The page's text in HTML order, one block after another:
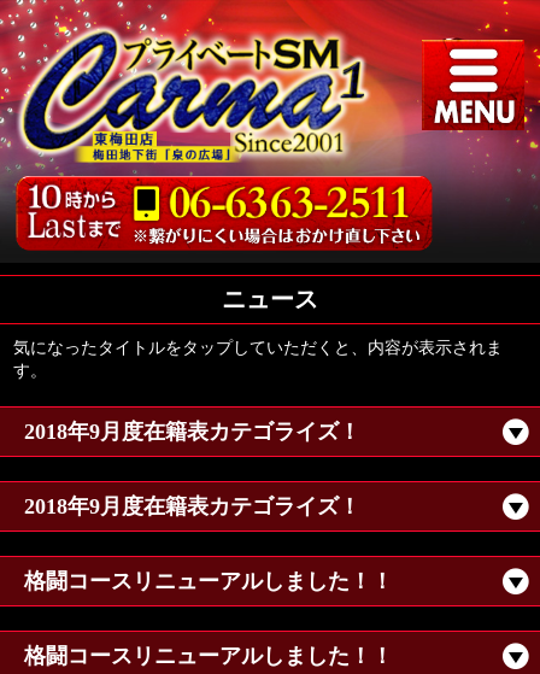
ニュース
気になったタイトルをタップしていただくと、内容が表示されま
す。
2018年9月度在籍表カテゴライズ！
2018年9月度在籍表カテゴライズ！
格闘コースリニューアルしました！！
格闘コースリニューアルしました！！